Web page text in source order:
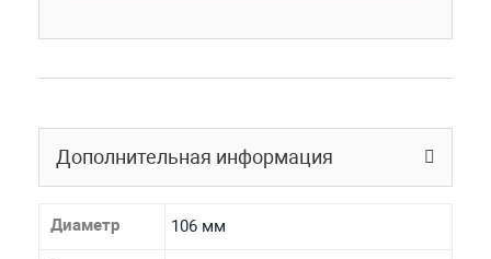
Дополнительная информация
Диаметр 106 мм